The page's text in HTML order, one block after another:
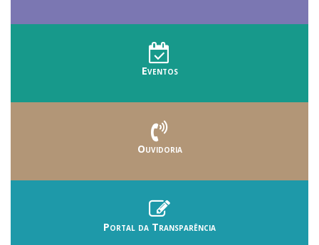
Eventos
Ouvidoria
Portal da Transparência